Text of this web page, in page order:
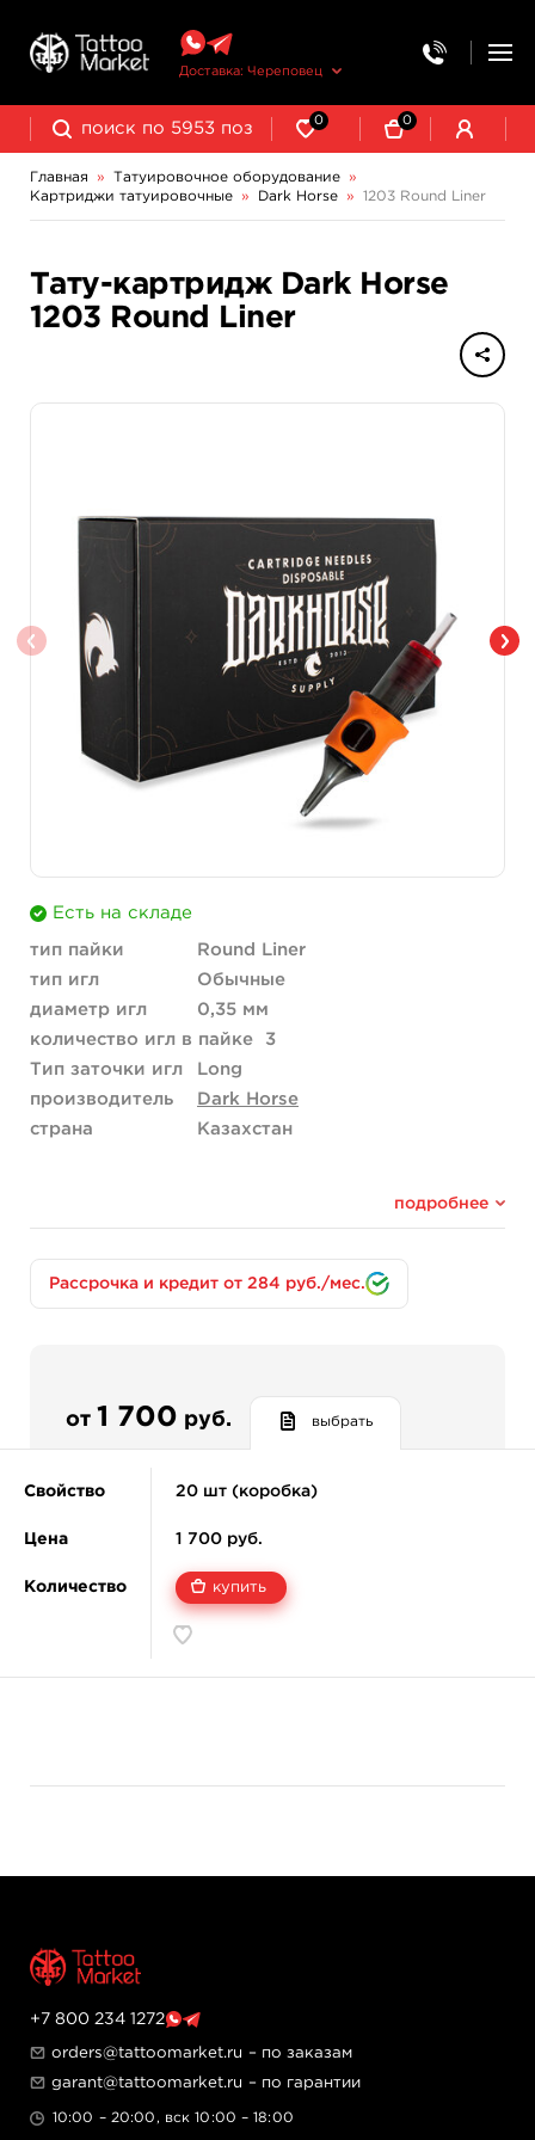
Доставка: Череповец
0 0
Главная » Татуировочное оборудование
»
Картриджи татуировочные
» Dark Horse » 1203 Round Liner
Тату-картридж Dark Horse
1203 Round Liner
Есть на складе
тип пайки
Round Liner
тип игл
Обычные
диаметр игл
0,35 мм
количество игл в пайке
3
Тип заточки игл
Long
производитель
Dark Horse
страна
Казахстан
подробнее
Рассрочка и кредит от 284 руб./мес.
от 1 700 руб. выбрать
Свойство
Цена
Количество
20 шт (коробка)
1 700 руб.
купить
+7 800 234 1272
orders@tattoomarket.ru – по заказам
garant@tattoomarket.ru – по гарантии
10:00 – 20:00, вск 10:00 – 18:00